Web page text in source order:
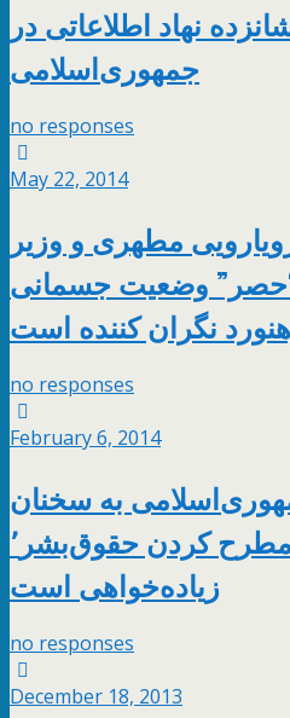
نهاد اطلاعاتی در
جمهوری‌اسلامی
no responses
May 22, 2014
مطهرى و وزير
وضعیت جسمانی
نگران‌ كننده است
no responses
February 6, 2014
به سخنان
وندى شرمن: مطرح کردن حقوق‌بشر٬
زیاده‌خواهی است
no responses
December 18, 2013